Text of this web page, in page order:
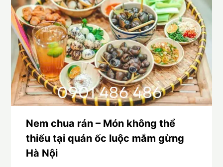
Nem chua rán – Món không thể
thiếu tại quán ốc luộc mắm gừng
Hà Nội